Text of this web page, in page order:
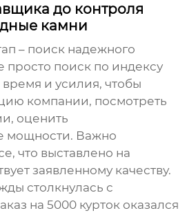
до контроля
камни
– поиск надежного
просто поиск по индексу
и усилия, чтобы
компании, посмотреть
оценить
мощности. Важно
что выставлено на
заявленному качеству.
столкнулась с
на 5000 курток оказался